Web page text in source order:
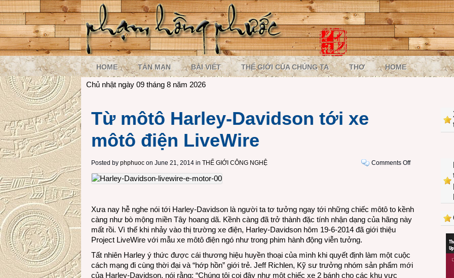
HOME TẢN MẠN BÀI VIẾT THẾ GIỚI CỦA CHÚNG TA THƠ HOME
Chủ nhật ngày 09 tháng 8 năm 2026
Từ môtô Harley-Davidson tới xe
môtô điện LiveWire
Posted by phphuoc on June 21, 2014 in THẾ GIỚI CÔNG NGHỆ Comments Offon
tới
xe
Xưa nay hễ nghe nói tới Harley-Davidson là người ta tơ tưởng ngay tới những chiếc môtô to kềnh
càng như bò mộng miền Tây hoang dã. Kềnh càng đã trở thành đặc tính nhận dạng của hãng này
mất rồi. Vì thế khi nhảy vào thị trường xe điện, Harley-Davidson hôm 19-6-2014 đã giới thiệu
Project LiveWire với mẫu xe môtô điện ngó như trong phim hành động viễn tưởng.
Tất nhiên Harley ý thức được cái thương hiệu huyền thoại của mình khi quyết định làm một cuộc
cách mạng đi cùng thời đại và “hớp hồn” giới trẻ. Jeff Richlen, Kỹ sư trưởng nhóm sản phẩm mới
của Harley-Davidson, nói rằng: “Chúng tôi coi đây như một chiếc xe 2 bánh cho các khu vực